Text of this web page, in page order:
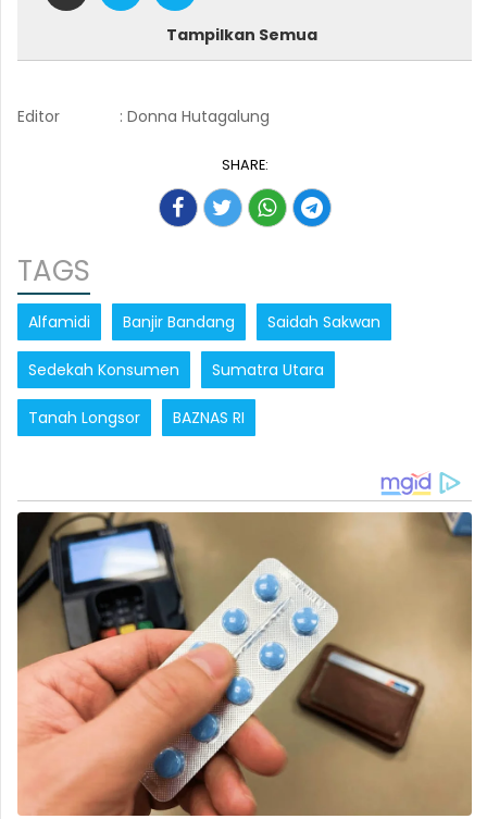
Tampilkan Semua
Editor : Donna Hutagalung
SHARE:
TAGS
Alfamidi Banjir Bandang Saidah Sakwan
Sedekah Konsumen Sumatra Utara
Tanah Longsor BAZNAS RI